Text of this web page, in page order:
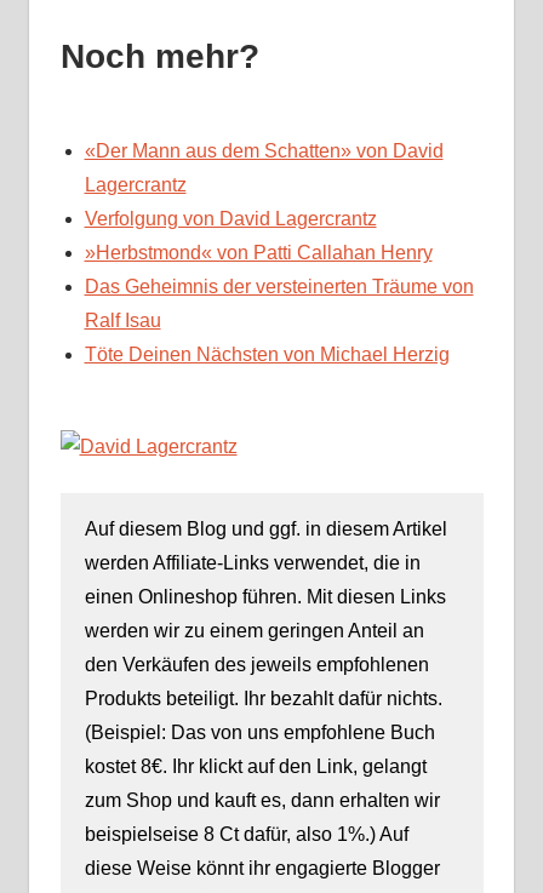
Noch mehr?
«Der Mann aus dem Schatten» von David
Lagercrantz
Verfolgung von David Lagercrantz
»Herbstmond« von Patti Callahan Henry
Das Geheimnis der versteinerten Träume von
Ralf Isau
Töte Deinen Nächsten von Michael Herzig
Auf diesem Blog und ggf. in diesem Artikel
werden Affiliate-Links verwendet, die in
einen Onlineshop führen. Mit diesen Links
werden wir zu einem geringen Anteil an
den Verkäufen des jeweils empfohlenen
Produkts beteiligt. Ihr bezahlt dafür nichts.
(Beispiel: Das von uns empfohlene Buch
kostet 8€. Ihr klickt auf den Link, gelangt
zum Shop und kauft es, dann erhalten wir
beispielseise 8 Ct dafür, also 1%.) Auf
diese Weise könnt ihr engagierte Blogger